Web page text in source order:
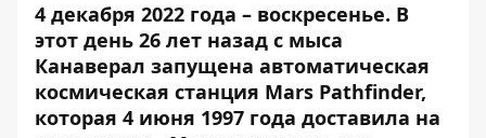
4 декабря 2022 года – воскресенье. В
этот день 26 лет назад с мыса
Канаверал запущена автоматическая
космическая станция Mars Pathfinder,
которая 4 июня 1997 года доставила на